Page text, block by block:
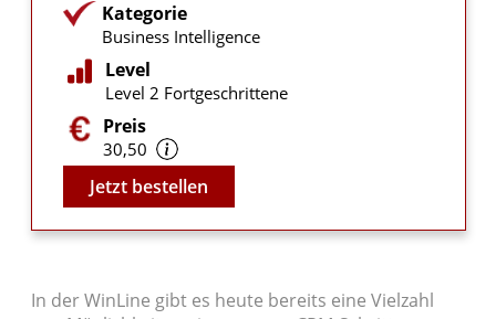
Kategorie
Business Intelligence
Level
Level 2 Fortgeschrittene
Preis
30,50
Video
Jetzt bestellen
In der WinLine gibt es heute bereits eine Vielzahl